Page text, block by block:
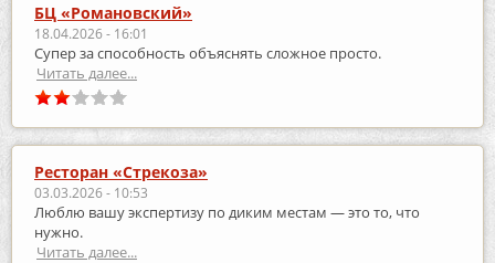
БЦ «Романовский»
18.04.2026 - 16:01
Супер за способность объяснять сложное просто.
Читать далее...
Ресторан «Стрекоза»
03.03.2026 - 10:53
Люблю вашу экспертизу по диким местам — это то, что
нужно.
Читать далее...